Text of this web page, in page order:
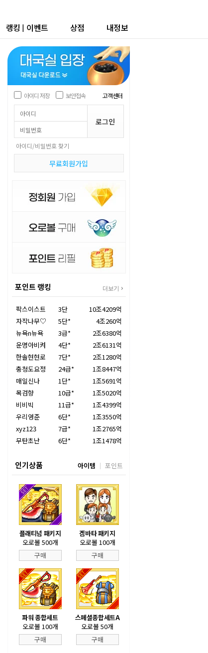
랭킹 | 이벤트 상점 내정보
아이디 저장 보안접속 고객센터
아이디/비밀번호 찾기
무료회원가입
포인트 랭킹 더보기
팍스이스트 3단
10조4209억
자작나무♡
5단*
4조260억
뉴욕n뉴욕
3급*
2조6380억
운명아비켜
4단*
2조6131억
한솔현현로
7단*
2조1280억
충청도요정
24급*
1조8447억
매일신나
1단*
1조5691억
목검향
10급*
1조5020억
비비빅
11급*
1조4399억
우리영준
6단*
1조3550억
xyz123
7급*
1조2765억
무탄초난
6단* 1조1478억
인기상품 아이템 포인트
플래티넘 패키지
오로볼 500개
구매
겜바타 패키지
오로볼 100개
구매
파워 종합세트
오로볼 100개
구매
스페셜종합세트A
오로볼 50개
구매